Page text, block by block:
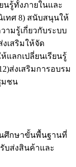
นรู้ทั้งภายในและ
ทศ 8) สนับสนุนให้
ามรู้เกี่ยวกับระบบ
เสริมให้จัด
แลกเปลี่ยนเรียนรู้
ส่งเสริมการอบรม
มชน
ศึกษาขั้นพื้นฐานที่
บส่งสินค้าและ